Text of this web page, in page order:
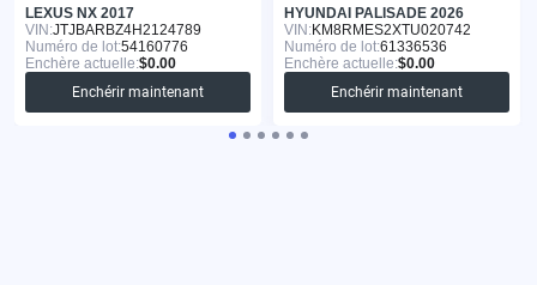
LEXUS NX 2017
VIN:JTJBARBZ4H2124789
Numéro de lot:54160776
Enchère actuelle:$0.00
Enchérir maintenant
HYUNDAI PALISADE 2026
VIN:KM8RMES2XTU020742
Numéro de lot:61336536
Enchère actuelle:$0.00
Enchérir maintenant